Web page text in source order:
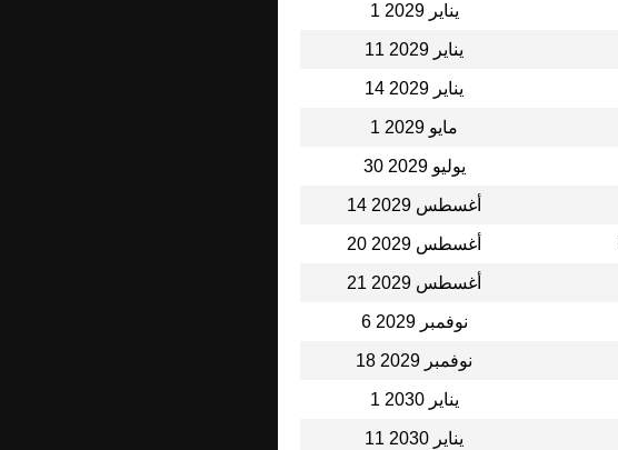
1 يناير 2029
11 يناير 2029
14 يناير 2029
1 مايو 2029
30 يوليو 2029
14 أغسطس 2029
20 أغسطس 2029
21 أغسطس 2029
6 نوفمبر 2029
18 نوفمبر 2029
1 يناير 2030
11 يناير 2030